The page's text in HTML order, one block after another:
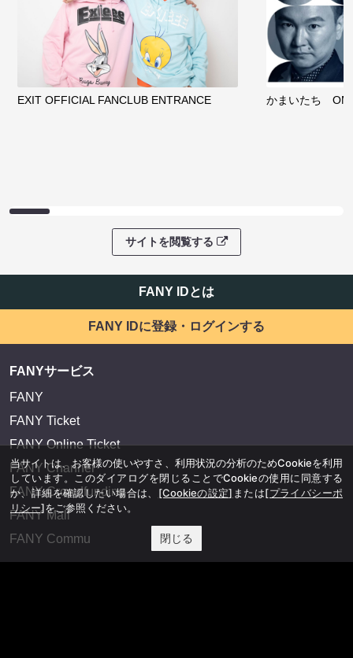
EXIT OFFICIAL FANCLUB ENTRANCE かまいたち
サイトを閲覧する
FANY IDとは
FANY IDに登録・ログインする
FANYサービス
FANY
FANY Ticket
FANY Online Ticket
FANY Channel
FANY Crowdfunding
FANY Mall
FANY Commu
当サイトは、お客様の使いやすさ、利用状況の分析のためCookieを利用
しています。このダイアログを閉じることでCookieの使用に同意する
か、詳細を確認したい場合は、 [Cookieの設定] または[プライバシーポ
リシー]をご参照ください。
閉じる